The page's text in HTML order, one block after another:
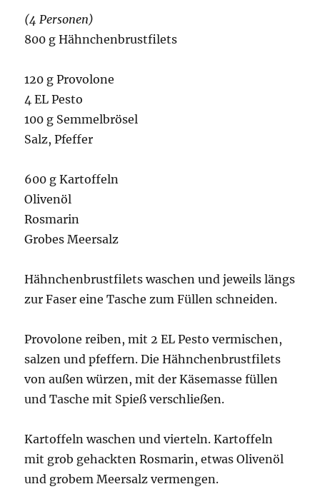
(4 Personen)
800 g Hähnchenbrustfilets
120 g Provolone
4 EL Pesto
100 g Semmelbrösel
Salz, Pfeffer
600 g Kartoffeln
Olivenöl
Rosmarin
Grobes Meersalz
Hähnchenbrustfilets waschen und jeweils längs
zur Faser eine Tasche zum Füllen schneiden.
Provolone reiben, mit 2 EL Pesto vermischen,
salzen und pfeffern. Die Hähnchenbrustfilets
von außen würzen, mit der Käsemasse füllen
und Tasche mit Spieß verschließen.
Kartoffeln waschen und vierteln. Kartoffeln
mit grob gehackten Rosmarin, etwas Olivenöl
und grobem Meersalz vermengen.